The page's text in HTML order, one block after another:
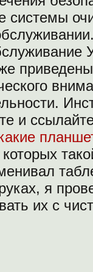
системы
и
я
их с